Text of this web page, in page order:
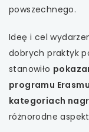
powszechnego.
Ideę i cel
dobrych praktyk
stanowiło
programu
kategoriach
różnorodne